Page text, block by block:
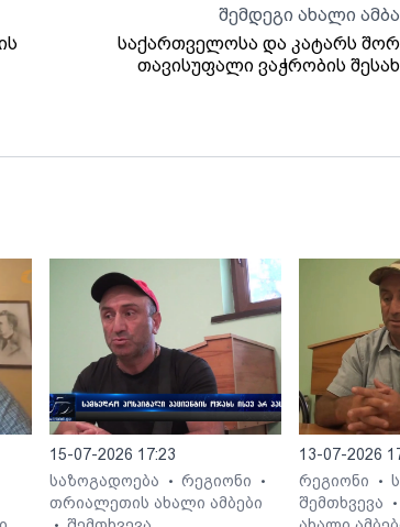
შემდეგი ახალი
საქართველოსა და კატარს
თავისუფალი ვაჭრობის
მოლაპარაკებები
15-07-2026 17:23
საზოგადოება
• რეგიონი •
თრიალეთის ახალი ამბები
13-07-2026
რეგიონი
•
შემთხვევა •